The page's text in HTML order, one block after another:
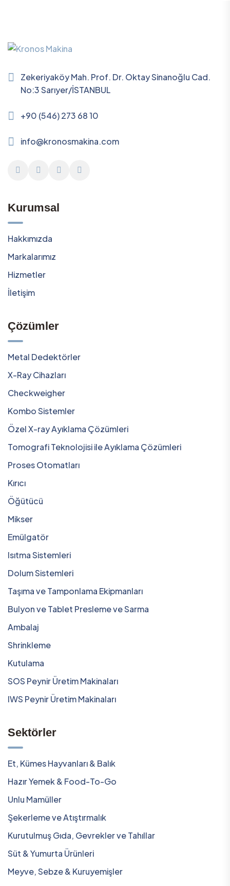
Zekeriyaköy Mah. Prof. Dr. Oktay Sinanoğlu Cad.
No:3 Sarıyer/İSTANBUL
+90 (546) 273 68 10
info@kronosmakina.com
Kurumsal
Hakkımızda
Markalarımız
Hizmetler
İletişim
Çözümler
Metal Dedektörler
X-Ray Cihazları
Checkweigher
Kombo Sistemler
Özel X-ray Ayıklama Çözümleri
Tomografi Teknolojisi ile Ayıklama Çözümleri
Proses Otomatları
Kırıcı
Öğütücü
Mikser
Emülgatör
Isıtma Sistemleri
Dolum Sistemleri
Taşıma ve Tamponlama Ekipmanları
Bulyon ve Tablet Presleme ve Sarma
Ambalaj
Shrinkleme
Kutulama
SOS Peynir Üretim Makinaları
IWS Peynir Üretim Makinaları
Sektörler
Et, Kümes Hayvanları & Balık
Hazır Yemek & Food-To-Go
Unlu Mamüller
Şekerleme ve Atıştırmalık
Kurutulmuş Gıda, Gevrekler ve Tahıllar
Süt & Yumurta Ürünleri
Meyve, Sebze & Kuruyemişler